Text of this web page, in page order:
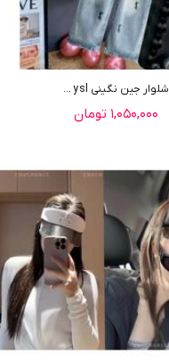
شلوار جین نگینی ysl ...
۱,۰۵۰,۰۰۰ تومان